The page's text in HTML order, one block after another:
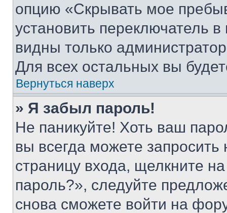
опцию «Скрывать мое
установить переключатель
видны только
Для всех остальных вы
Вернуться наверх
» Я забыл пароль!
Не паникуйте! Хоть ваш
вы всегда можете
страницу входа, щелкните
пароль?», следуйте
снова сможете войти на